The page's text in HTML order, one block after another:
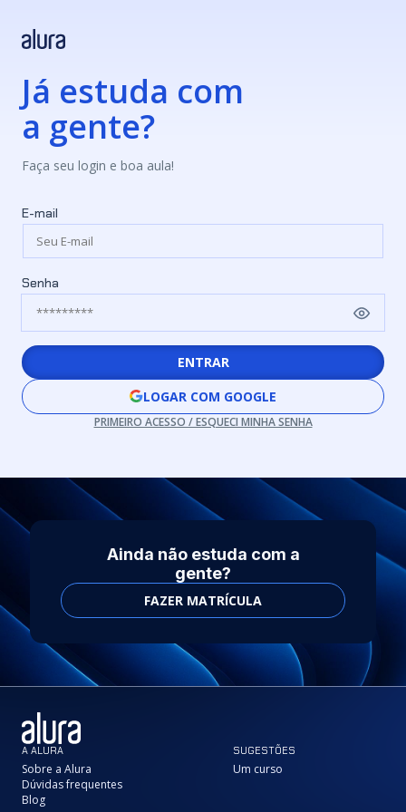
Já estuda com
a gente?
Faça seu login e boa aula!
E-mail
Senha
ENTRAR
LOGAR COM GOOGLE
PRIMEIRO ACESSO / ESQUECI MINHA SENHA
Ainda não estuda com a
gente?
FAZER MATRÍCULA
A ALURA
Sobre a Alura
Dúvidas frequentes
Blog
SUGESTÕES
Um curso